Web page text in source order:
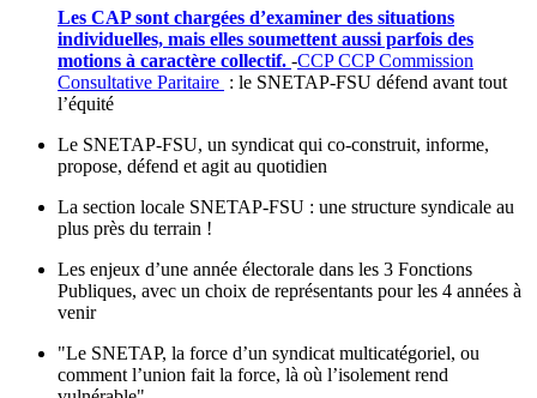
Les CAP sont chargées d’examiner des situations
individuelles, mais elles soumettent aussi parfois des
motions à caractère collectif. -CCP CCP Commission
Consultative Paritaire : le SNETAP-FSU défend avant tout
l’équité
Le SNETAP-FSU, un syndicat qui co-construit, informe,
propose, défend et agit au quotidien
La section locale SNETAP-FSU : une structure syndicale au
plus près du terrain !
Les enjeux d’une année électorale dans les 3 Fonctions
Publiques, avec un choix de représentants pour les 4 années à
venir
"Le SNETAP, la force d’un syndicat multicatégoriel, ou
comment l’union fait la force, là où l’isolement rend